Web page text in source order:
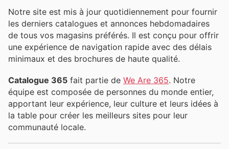
Notre site est mis à jour quotidiennement pour fournir
les derniers catalogues et annonces hebdomadaires
de tous vos magasins préférés. Il est conçu pour offrir
une expérience de navigation rapide avec des délais
minimaux et des brochures de haute qualité.
Catalogue 365 fait partie de We Are 365. Notre
équipe est composée de personnes du monde entier,
apportant leur expérience, leur culture et leurs idées à
la table pour créer les meilleurs sites pour leur
communauté locale.